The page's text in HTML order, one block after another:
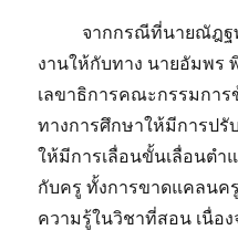
จากกรณีที่นายณัฎฐพ
งานให้กับทาง นายอัมพร
เลขาธิการคณะกรรมกา
ทางการศึกษาให้มีการปรั
ให้มีการเลื่อนขั้นเลื่อนตำ
กับครู ทั้งการขาดแคลน
ความรู้ในวิชาที่สอน เนื่อง